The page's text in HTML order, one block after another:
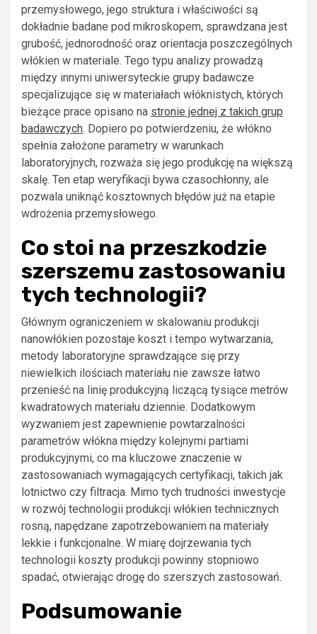
przemysłowego, jego struktura i właściwości są
dokładnie badane pod mikroskopem, sprawdzana jest
grubość, jednorodność oraz orientacja poszczególnych
włókien w materiale. Tego typu analizy prowadzą
między innymi uniwersyteckie grupy badawcze
specjalizujące się w materiałach włóknistych, których
bieżące prace opisano na stronie jednej z takich grup
badawczych. Dopiero po potwierdzeniu, że włókno
spełnia założone parametry w warunkach
laboratoryjnych, rozważa się jego produkcję na większą
skalę. Ten etap weryfikacji bywa czasochłonny, ale
pozwala uniknąć kosztownych błędów już na etapie
wdrożenia przemysłowego.
Co stoi na przeszkodzie
szerszemu zastosowaniu
tych technologii?
Głównym ograniczeniem w skalowaniu produkcji
nanowłókien pozostaje koszt i tempo wytwarzania,
metody laboratoryjne sprawdzające się przy
niewielkich ilościach materiału nie zawsze łatwo
przenieść na linię produkcyjną liczącą tysiące metrów
kwadratowych materiału dziennie. Dodatkowym
wyzwaniem jest zapewnienie powtarzalności
parametrów włókna między kolejnymi partiami
produkcyjnymi, co ma kluczowe znaczenie w
zastosowaniach wymagających certyfikacji, takich jak
lotnictwo czy filtracja. Mimo tych trudności inwestycje
w rozwój technologii produkcji włókien technicznych
rosną, napędzane zapotrzebowaniem na materiały
lekkie i funkcjonalne. W miarę dojrzewania tych
technologii koszty produkcji powinny stopniowo
spadać, otwierając drogę do szerszych zastosowań.
Podsumowanie